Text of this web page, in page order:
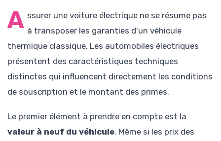
A ssurer une voiture électrique ne se résume pas
à transposer les garanties d'un véhicule
thermique classique. Les automobiles électriques
présentent des caractéristiques techniques
distinctes qui influencent directement les conditions
de souscription et le montant des primes.
Le premier élément à prendre en compte est la
valeur à neuf du véhicule. Même si les prix des